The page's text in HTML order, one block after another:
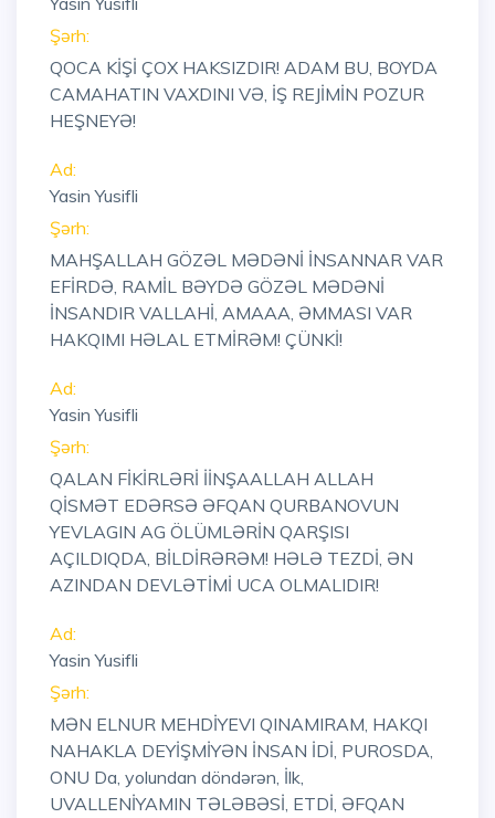
Şərh:
QOCA KİŞİ ÇOX HAKSIZDIR! ADAM BU, BOYDA
CAMAHATIN VAXDINI VƏ, İŞ REJİMİN POZUR
HEŞNEYƏ!
Ad:
Yasin Yusifli
Şərh:
MAHŞALLAH GÖZƏL MƏDƏNİ İNSANNAR VAR
EFİRDƏ, RAMİL BƏYDƏ GÖZƏL MƏDƏNİ
İNSANDIR VALLAHİ, AMAAA, ƏMMASI VAR
HAKQIMI HƏLAL ETMİRƏM! ÇÜNKİ!
Ad:
Yasin Yusifli
Şərh:
QALAN FİKİRLƏRİ İİNŞAALLAH ALLAH
QİSMƏT EDƏRSƏ ƏFQAN QURBANOVUN
YEVLAGIN AG ÖLÜMLƏRİN QARŞISI
AÇILDIQDA, BİLDİRƏRƏM! HƏLƏ TEZDİ, ƏN
AZINDAN DEVLƏTİMİ UCA OLMALIDIR!
Ad:
Yasin Yusifli
Şərh:
MƏN ELNUR MEHDİYEVI QINAMIRAM, HAKQI
NAHAKLA DEYİŞMİYƏN İNSAN İDİ, PUROSDA,
ONU Da, yolundan döndərən, İlk,
UVALLENİYAMIN TƏLƏBƏSİ, ETDİ, ƏFQAN